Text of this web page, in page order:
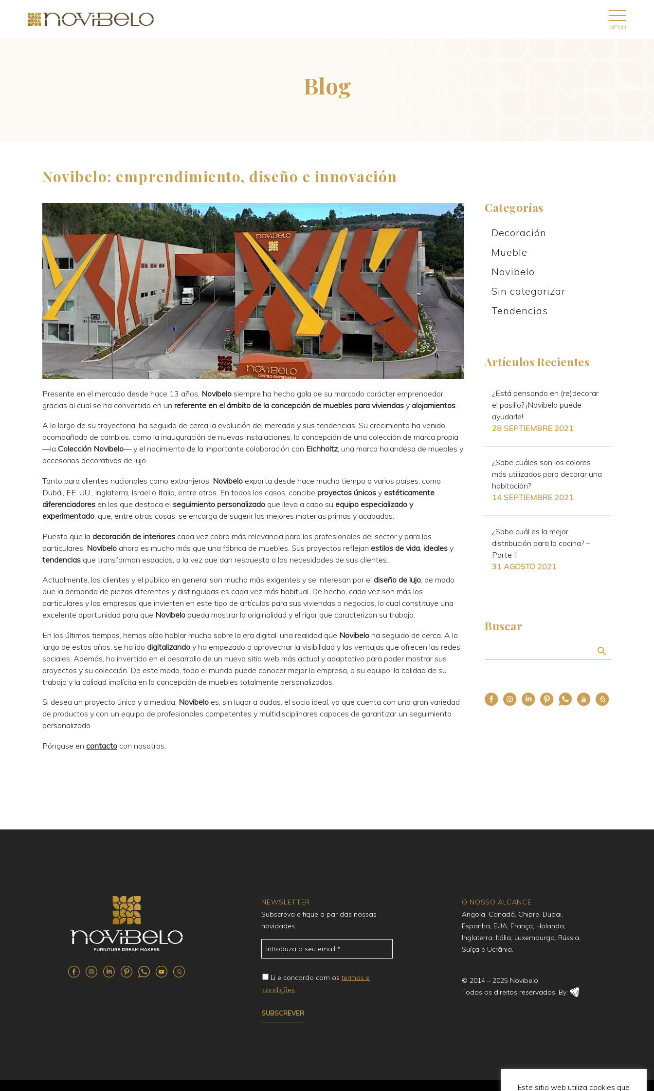
Novibelo: emprendimiento, diseño e innovación
Presente en el mercado desde hace 13 años, Novibelo siempre ha hecho gala de su marcado carácter emprendedor,
gracias al cual se ha convertido en un referente en el ámbito de la concepción de muebles para viviendas y alojamientos
A lo largo de su trayectoria, ha seguido de cerca la evolución del mercado y sus tendencias. Su crecimiento ha venido
acompañado de cambios, como la inauguración de nuevas instalaciones, la concepción de una colección de marca propia
—la Colección Novibelo— y el nacimiento de la importante colaboración con Eichholtz, una marca holandesa de muebles y
accesorios decorativos de lujo.
Tanto para clientes nacionales como extranjeros, Novibelo exporta desde hace mucho tiempo a varios países, como
Dubái, EE. UU., Inglaterra, Israel o Italia, entre otros. En todos los casos, concibe proyectos únicos y estéticamente
diferenciadores en los que destaca el seguimiento personalizado que lleva a cabo su equipo especializado y
experimentado, que, entre otras cosas, se encarga de sugerir las mejores materias primas y acabados.
Puesto que la decoración de interiores cada vez cobra más relevancia para los profesionales del sector y para los
particulares, Novibelo ahora es mucho más que una fábrica de muebles. Sus proyectos reflejan estilos de vida ideales y
tendencias que transforman espacios, a la vez que dan respuesta a las necesidades de sus clientes.
Actualmente, los clientes y el público en general son mucho más exigentes y se interesan por el diseño de lujo, de modo
que la demanda de piezas diferentes y distinguidas es cada vez más habitual. De hecho, cada vez son más los
particulares y las empresas que invierten en este tipo de artículos para sus viviendas o negocios, lo cual constituye una
excelente oportunidad para que Novibelo pueda mostrar la originalidad y el rigor que caracterizan su trabajo.
En los últimos tiempos, hemos oído hablar mucho sobre la era digital, una realidad que Novibelo ha seguido de cerca. A lo
largo de estos años, se ha ido digitalizando y ha empezado a aprovechar la visibilidad y las ventajas que ofrecen las redes
sociales. Además, ha invertido en el desarrollo de un nuevo sitio web más actual y adaptativo para poder mostrar sus
proyectos y su colección. De este modo, todo el mundo puede conocer mejor la empresa, a su equipo, la calidad de su
trabajo y la calidad implícita en la concepción de muebles totalmente personalizados.
Si desea un proyecto único y a medida, Novibelo es, sin lugar a dudas, el socio ideal, ya que cuenta con una gran variedad
de productos y con un equipo de profesionales competentes y multidisciplinares capaces de garantizar un seguimiento
personalizado.
Póngase en contacto con nosotros.
Categorías
Decoración
Mueble
Novibelo
Sin categorizar
Tendencias
Artículos Recientes
¿Está pensando en (re)decorar
el pasillo? ¡Novibelo puede
ayudarle!
28 SEPTIEMBRE 2021
¿Sabe cuáles son los colores
más utilizados para decorar una
habitación?
14 SEPTIEMBRE 2021
¿Sabe cuál es la mejor
distribución para la cocina? –
Parte II
31 AGOSTO 2021
Buscar
NEWSLETTER
Subscreva e fique a par das nossas
novidades.
Li e concordo com ostermos e
condições
O NOSSO ALCANCE
Angola, Canadá, Chipre, Dubai,
Espanha, EUA, França, Holanda,
Inglaterra, Itália, Luxemburgo, Rússia,
Suíça e Ucrânia.
© 2014 – 2025 Novibelo.
Todos os direitos reservados. By:
Este sitio web utiliza cookies que